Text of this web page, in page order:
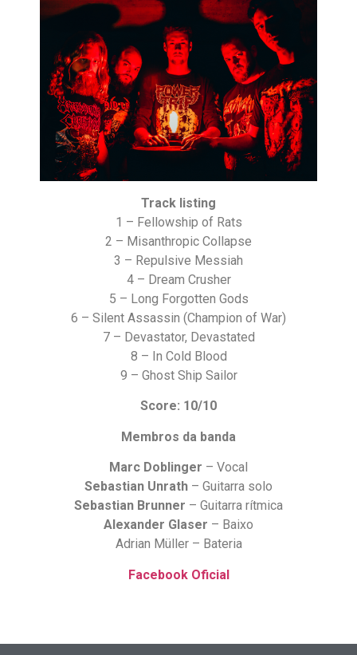
Track listing
1 – Fellowship of Rats
2 – Misanthropic Collapse
3 – Repulsive Messiah
4 – Dream Crusher
5 – Long Forgotten Gods
6 – Silent Assassin (Champion of War)
7 – Devastator, Devastated
8 – In Cold Blood
9 – Ghost Ship Sailor
Score: 10/10
Membros da banda
Marc Doblinger – Vocal
Sebastian Unrath – Guitarra solo
Sebastian Brunner – Guitarra rítmica
Alexander Glaser – Baixo
Adrian Müller – Bateria
Facebook Oficial